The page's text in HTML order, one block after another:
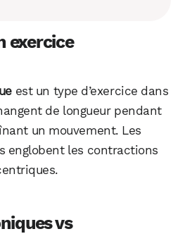
exercice
est un type d’exercice dans
de longueur pendant
un mouvement. Les
englobent les contractions
vs